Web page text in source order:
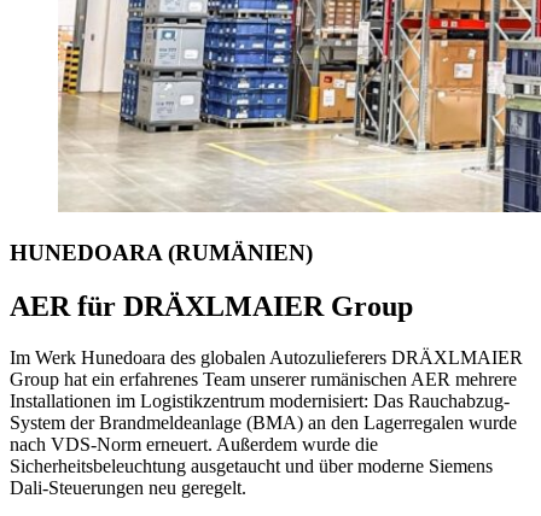
HUNEDOARA (RUMÄNIEN)
AER für DRÄXLMAIER Group
Im Werk Hunedoara des globalen Autozulieferers DRÄXLMAIER
Group hat ein erfahrenes Team unserer rumänischen AER mehrere
Installationen im Logistikzentrum modernisiert: Das Rauchabzug-
System der Brandmeldeanlage (BMA) an den Lagerregalen wurde
nach VDS-Norm erneuert. Außerdem wurde die
Sicherheitsbeleuchtung ausgetaucht und über moderne Siemens
Dali-Steuerungen neu geregelt.